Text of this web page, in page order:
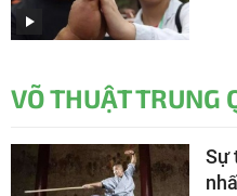
VÕ THUẬT TRUNG
Sự